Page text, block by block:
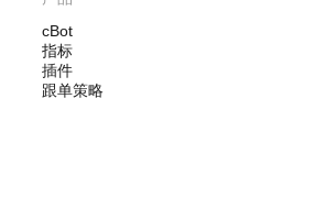
cBot
指标
插件
跟单策略